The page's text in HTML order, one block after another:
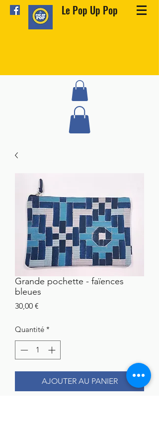
Le Pop Up Pop
Grande pochette - faïences
bleues
30,00 €
Quantité *
AJOUTER AU PANIER